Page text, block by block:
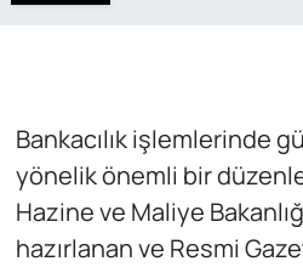
Bankacılık işlemlerinde
yönelik önemli bir
Hazine ve Maliye
hazırlanan ve Resmi